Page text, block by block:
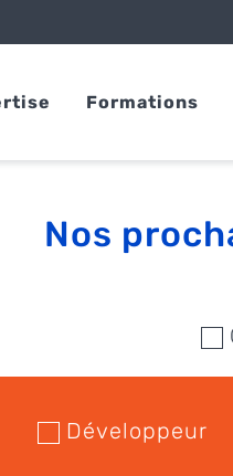
Formations
Nos
Développeur